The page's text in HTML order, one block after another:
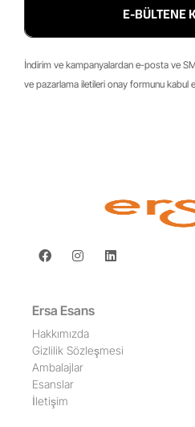
E-BÜLTENE
İndirim ve kampanyalardan e-posta ve
ve pazarlama iletileri onay formunu kabul
Ersa Esans
Hakkımızda
Gizlilik Sözleşmesi
Ambalajlar
Esanslar
İletişim